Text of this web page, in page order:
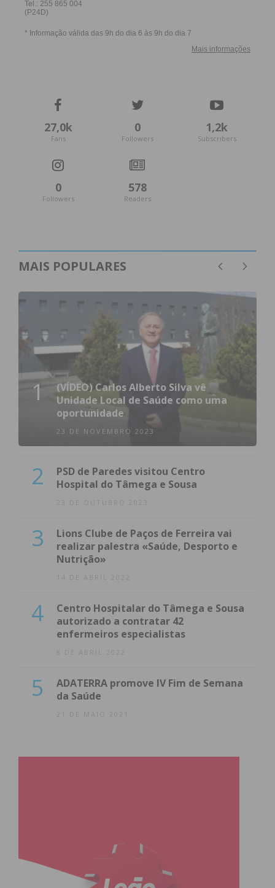
27,0k
Fans
0
Followers
1,2k
Subscribers
0
Followers
578
Readers
MAIS POPULARES
1
(VÍDEO) Carlos Alberto Silva vê
Unidade Local de Saúde como uma
oportunidade
23 DE NOVEMBRO 2023
2
PSD de Paredes visitou Centro
Hospital do Tâmega e Sousa
23 DE OUTUBRO 2023
3
Lions Clube de Paços de Ferreira vai
realizar palestra «Saúde, Desporto e
Nutrição»
14 DE ABRIL 2022
4
Centro Hospitalar do Tâmega e Sousa
autorizado a contratar 42
enfermeiros especialistas
8 DE ABRIL 2022
5
ADATERRA promove IV Fim de Semana
da Saúde
21 DE MAIO 2021